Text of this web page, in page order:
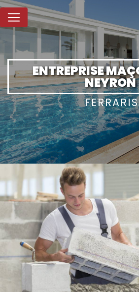
ENTREPRISE MAÇONNERIE
NEYRON
FERRARIS
Panneau de gestion des cookies